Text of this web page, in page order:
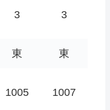
3 3
東 東
1005 1007